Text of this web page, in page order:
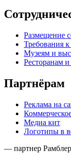
Размещение
Требования
Музеям и
Ресторанам
Партнёрам
Реклама на
Медиа кит
Логотипы в
— партнер